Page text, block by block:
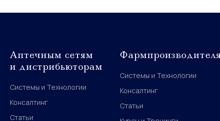
Аптечным сетям
и дистрибьюторам
Системы и Технологии
Консалтинг
Статьи
Системы и Технологии
Консалтинг
Статьи